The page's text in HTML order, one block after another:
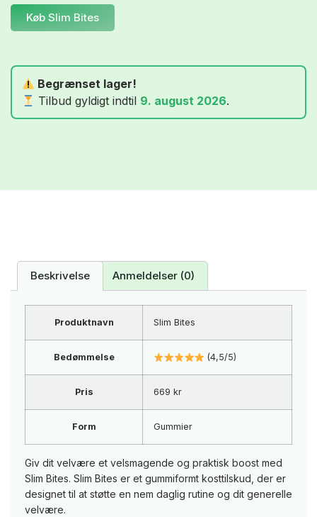
Køb Slim Bites
Begrænset lager!
Tilbud gyldigt indtil 9. august 2026.
Beskrivelse Anmeldelser (0)
Produktnavn Slim Bites
Bedømmelse (4,5/5)
Pris 669 kr
Form Gummier
Giv dit velvære et velsmagende og praktisk boost med
Slim Bites. Slim Bites er et gummiformt kosttilskud, der er
designet til at støtte en nem daglig rutine og dit generelle
velvære.